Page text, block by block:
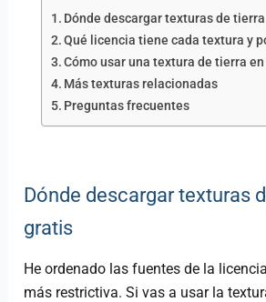
Dónde descargar texturas de
Qué licencia tiene cada textura y
Cómo usar una textura de tierra
Más texturas relacionadas
Preguntas frecuentes
Dónde descargar texturas
gratis
He ordenado las fuentes de la
más restrictiva. Si vas a usar la